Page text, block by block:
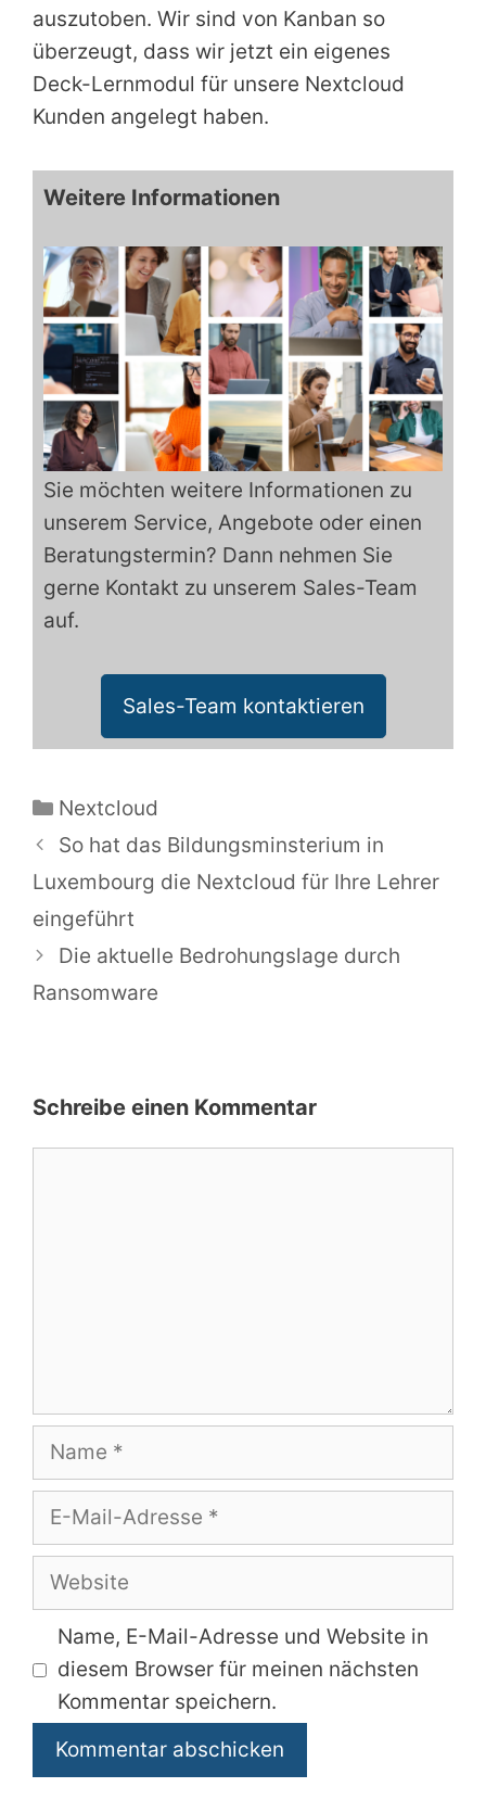
auszutoben. Wir sind von Kanban so
überzeugt, dass wir jetzt ein eigenes
Deck-Lernmodul für unsere Nextcloud
Kunden angelegt haben.
Weitere Informationen
Sie möchten weitere Informationen zu
unserem Service, Angebote oder einen
Beratungstermin? Dann nehmen Sie
gerne Kontakt zu unserem Sales-Team
auf.
Sales-Team kontaktieren
Kategorien
Nextcloud
So hat das Bildungsminsterium in
Luxembourg die Nextcloud für Ihre Lehrer
eingeführt
Die aktuelle Bedrohungslage durch
Ransomware
Schreibe einen Kommentar
Name
E-
Mail-
Adresse
Website
Name, E-Mail-Adresse und Website in
diesem Browser für meinen nächsten
Kommentar speichern.